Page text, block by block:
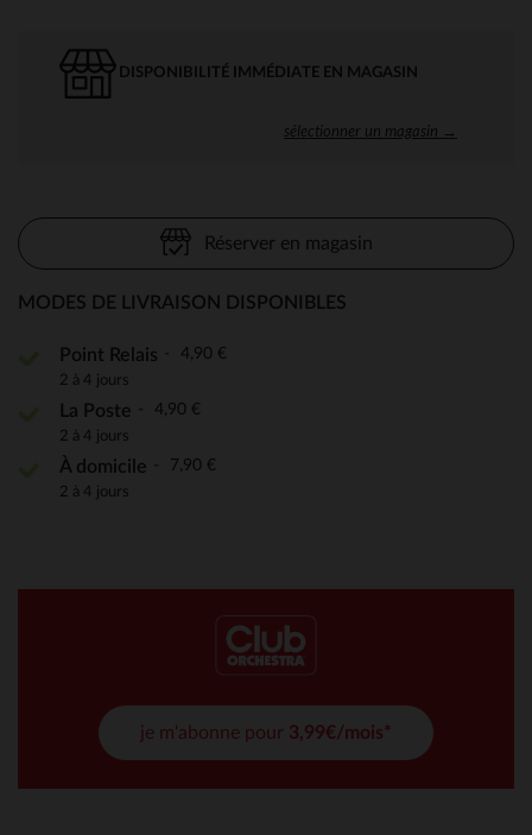
DISPONIBILITÉ IMMÉDIATE EN MAGASIN
sélectionner un magasin →
Réserver en magasin
MODES DE LIVRAISON DISPONIBLES
Point Relais 4,90 €
2 à 4 jours
La Poste 4,90 €
2 à 4 jours
À domicile 7,90 €
2 à 4 jours
je m'abonne pour 3,99€/mois*